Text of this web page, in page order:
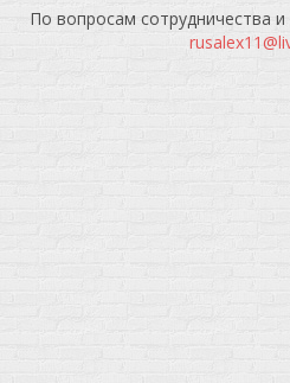
По вопросам сотрудничества